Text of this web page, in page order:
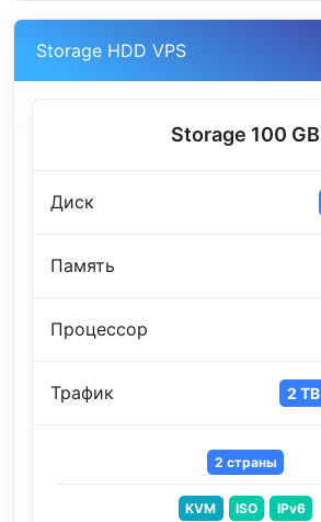
Storage HDD VPS
Storage 100 GB
Диск
Память
Процессор
Трафик 2 TB
2 страны
KVM ISO IPv6